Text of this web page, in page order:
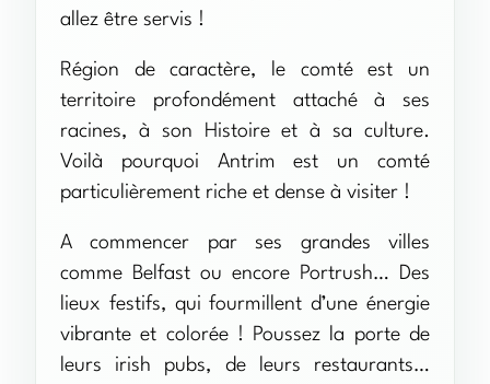
allez être servis !
Région de caractère, le comté est un
territoire profondément attaché à ses
racines, à son Histoire et à sa culture.
Voilà pourquoi Antrim est un comté
particulièrement riche et dense à visiter !
A commencer par ses grandes villes
comme Belfast ou encore Portrush… Des
lieux festifs, qui fourmillent d’une énergie
vibrante et colorée ! Poussez la porte de
leurs irish pubs, de leurs restaurants…